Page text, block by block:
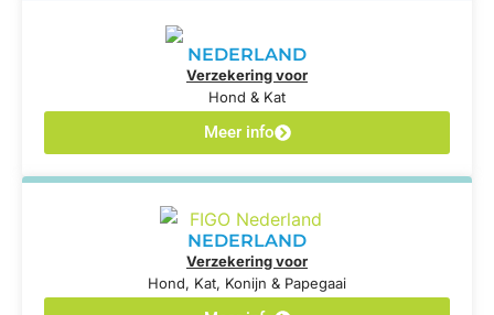
NEDERLAND
Verzekering voor
Hond & Kat
Meer info
NEDERLAND
Verzekering voor
Hond, Kat, Konijn & Papegaai